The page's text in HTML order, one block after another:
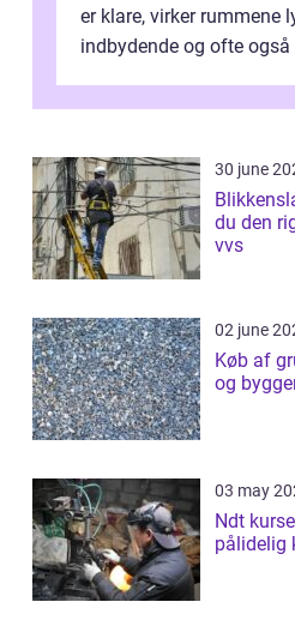
er klare, virker rummene
indbydende og ofte også
30 june
Blikkenslager
du den
vvs
02 june
Køb af
og
03 may
Ndt kurser vejen til
pålidelig